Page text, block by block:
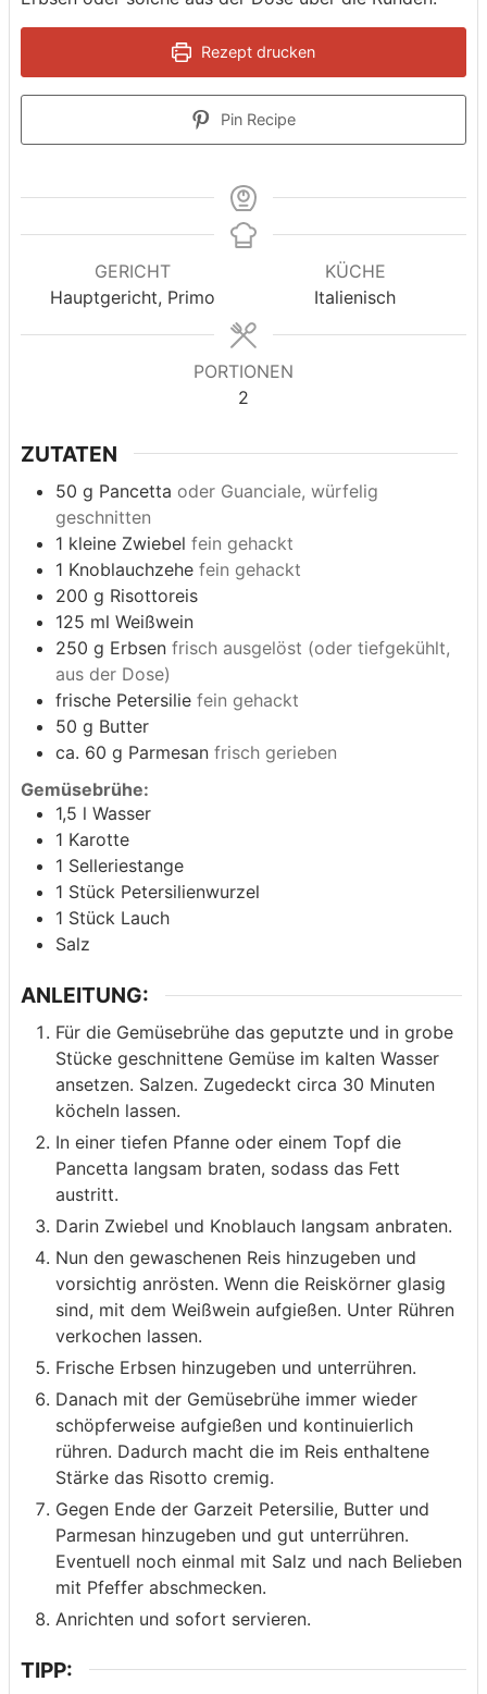
Rezept drucken
Pin Recipe
GERICHT
Hauptgericht, Primo
KÜCHE
Italienisch
PORTIONEN
2
ZUTATEN
50 g Pancetta oder Guanciale, würfelig
geschnitten
1 kleine Zwiebel fein gehackt
1 Knoblauchzehe fein gehackt
200 g Risottoreis
125 ml Weißwein
250 g Erbsen frisch ausgelöst (oder tiefgekühlt,
aus der Dose)
frische Petersilie fein gehackt
50 g Butter
ca. 60 g Parmesan frisch gerieben
Gemüsebrühe:
1,5 l Wasser
1 Karotte
1 Selleriestange
1 Stück Petersilienwurzel
1 Stück Lauch
Salz
ANLEITUNG:
Für die Gemüsebrühe das geputzte und in grobe
Stücke geschnittene Gemüse im kalten Wasser
ansetzen. Salzen. Zugedeckt circa 30 Minuten
köcheln lassen.
In einer tiefen Pfanne oder einem Topf die
Pancetta langsam braten, sodass das Fett
austritt.
Darin Zwiebel und Knoblauch langsam anbraten.
Nun den gewaschenen Reis hinzugeben und
vorsichtig anrösten. Wenn die Reiskörner glasig
sind, mit dem Weißwein aufgießen. Unter Rühren
verkochen lassen.
Frische Erbsen hinzugeben und unterrühren.
Danach mit der Gemüsebrühe immer wieder
schöpferweise aufgießen und kontinuierlich
rühren. Dadurch macht die im Reis enthaltene
Stärke das Risotto cremig.
Gegen Ende der Garzeit Petersilie, Butter und
Parmesan hinzugeben und gut unterrühren.
Eventuell noch einmal mit Salz und nach Belieben
mit Pfeffer abschmecken.
Anrichten und sofort servieren.
TIPP: